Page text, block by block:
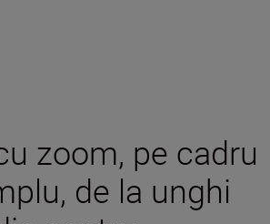
zoom, pe cadru
de la unghi